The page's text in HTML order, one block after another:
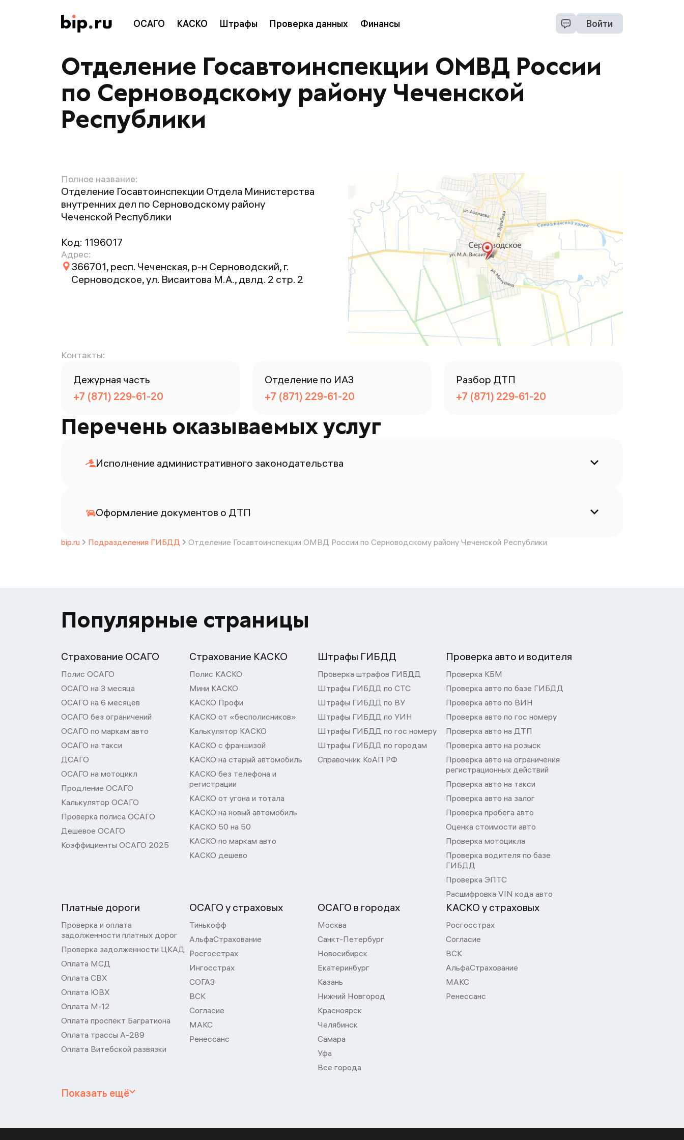
ОСАГО КАСКО Штрафы Проверка данных Финансы Войти
Отделение Госавтоинспекции ОМВД России
по Серноводскому району Чеченской
Республики
Полное название:
Отделение Госавтоинспекции Отдела Министерства
внутренних дел по Серноводскому району
Чеченской Республики
Код: 1196017
Адрес:
366701, респ. Чеченская, р-н Серноводский, г.
Серноводское, ул. Висаитова М.А., двлд. 2 стр. 2
Контакты:
Дежурная часть
+7 (871) 229-61-20
Отделение по ИАЗ
+7 (871) 229-61-20
Разбор ДТП
+7 (871) 229-61-20
Перечень оказываемых услуг
Исполнение административного законодательства
Оформление документов о ДТП
bip.ru Подразделения ГИБДД Отделение Госавтоинспекции ОМВД России по Серноводскому району Чеченской Республики
Популярные страницы
Страхование ОСАГО
Полис ОСАГО
ОСАГО на 3 месяца
ОСАГО на 6 месяцев
ОСАГО без ограничений
ОСАГО по маркам авто
ОСАГО на такси
ДСАГО
ОСАГО на мотоцикл
Продление ОСАГО
Калькулятор ОСАГО
Проверка полиса ОСАГО
Дешевое ОСАГО
Коэффициенты ОСАГО 2025
Страхование КАСКО
Полис КАСКО
Мини КАСКО
КАСКО Профи
КАСКО от «бесполисников»
Калькулятор КАСКО
КАСКО с франшизой
КАСКО на старый автомобиль
КАСКО без телефона и
регистрации
КАСКО от угона и тотала
КАСКО на новый автомобиль
КАСКО 50 на 50
КАСКО по маркам авто
КАСКО дешево
Штрафы ГИБДД
Проверка штрафов ГИБДД
Штрафы ГИБДД по СТС
Штрафы ГИБДД по ВУ
Штрафы ГИБДД по УИН
Штрафы ГИБДД по гос номеру
Штрафы ГИБДД по городам
Справочник КоАП РФ
Проверка авто и водителя
Проверка КБМ
Проверка авто по базе ГИБДД
Проверка авто по ВИН
Проверка авто по гос номеру
Проверка авто на ДТП
Проверка авто на розыск
Проверка авто на ограничения
регистрационных действий
Проверка авто на такси
Проверка авто на залог
Проверка пробега авто
Оценка стоимости авто
Проверка мотоцикла
Проверка водителя по базе
ГИБДД
Проверка ЭПТС
Расшифровка VIN кода авто
Платные дороги
Проверка и оплата
задолженности платных дорог
Проверка задолженности ЦКАД
Оплата МСД
Оплата СВХ
Оплата ЮВХ
Оплата М-12
Оплата проспект Багратиона
Оплата трассы А-289
Оплата Витебской развязки
ОСАГО у страховых
Тинькофф
АльфаСтрахование
Росгосстрах
Ингосстрах
СОГАЗ
ВСК
Согласие
МАКС
Ренессанс
ОСАГО в городах
Москва
Санкт-Петербург
Новосибирск
Екатеринбург
Казань
Нижний Новгород
Красноярск
Челябинск
Самара
Уфа
Все города
КАСКО у страховых
Росгосстрах
Согласие
ВСК
АльфаСтрахование
МАКС
Ренессанс
Показать ещё